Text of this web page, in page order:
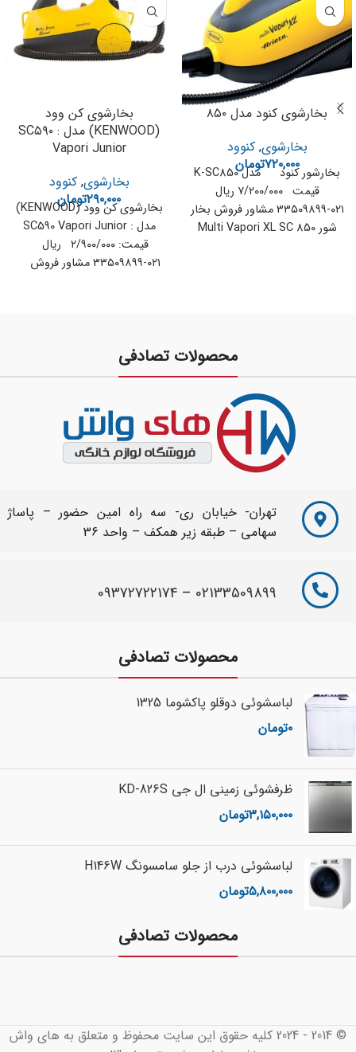
بخارشوی کنود مدل ۸۵۰
بخارشوی,کنوود
۷۲۰,۰۰۰تومانبخارشور کنود مدل K-SC850
قیمت ۷/۲۰۰/۰۰۰ ریال
۰۲۱-۳۳۵۰۹۸۹۹ مشاور فروش بخار
شور Multi Vapori XL SC 850
بخارشوی کن وود
(KENWOOD) مدل : SC۵۹۰
Vapori Junior
بخارشوی,کنوود
۲۹۰,۰۰۰تومان
بخارشوی کن وود (KENWOOD)
مدل : SC590 Vapori Junior
قیمت: ۲/۹۰۰/۰۰۰ ریال
۰۲۱-۳۳۵۰۹۸۹۹ مشاور فروش
محصولات تصادفی
تهران- خیابان ری- سه راه امین حضور – پاساژ
سهامی – طبقه زیر همکف – واحد 36
02133509899
–
09372722174
محصولات تصادفی
لباسشوئی دوقلو پاکشوما 1325
۰تومان
ظرفشوئی زمینی ال جی KD-826S
۳,۱۵۰,۰۰۰تومان
لباسشوئی درب از جلو سامسونگ H146W
۵,۸۰۰,۰۰۰تومان
محصولات تصادفی
© 2014 - 2024 کلیه حقوق این سایت محفوظ و متعلق به های واش